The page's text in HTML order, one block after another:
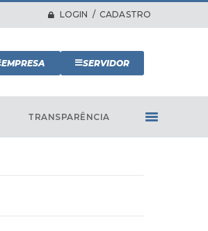
LOGIN / CADASTRO
EMPRESA SERVIDOR
TRANSPARÊNCIA